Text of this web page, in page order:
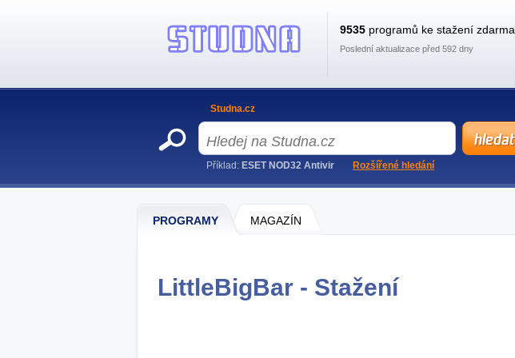
PROGRAMY MAGAZÍN
LittleBigBar - Stažení
9535 programů ke stažení zdarma
Poslední aktualizace před 592 dny
Studna.cz
Příklad: ESET NOD32 Antivir Rozšířené hledání